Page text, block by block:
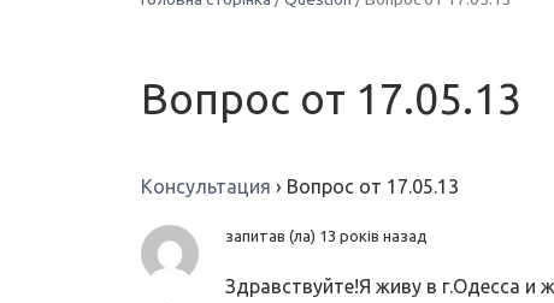
Вопрос от 17.05.13
Консультация › Вопрос от 17.05.13
запитав (ла) 13 років назад
Здравствуйте!Я живу в г.Одесса и